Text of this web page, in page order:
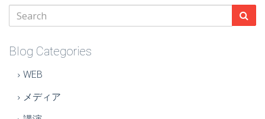
Blog Categories
WEB
メディア